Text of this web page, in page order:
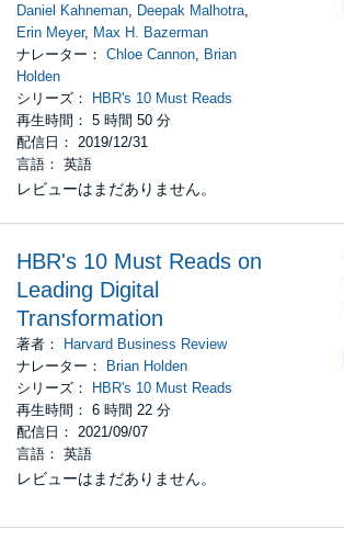
Daniel Kahneman Deepak Malhotra
Erin Meyer, Max H. Bazerman
ナレーター：Chloe Cannon Brian
Holden
シリーズ： HBR's 10 Must Reads
再生時間： 5 時間 50 分
配信日： 2019/12/31
言語： 英語
レビューはまだありません。
HBR's 10 Must Reads on
Leading Digital
Transformation
著者： Harvard Business Review
ナレーター： Brian Holden
シリーズ： HBR's 10 Must Reads
再生時間： 6 時間 22 分
配信日： 2021/09/07
言語： 英語
レビューはまだありません。